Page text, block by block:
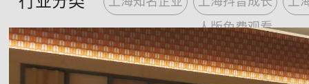
识，合理的收费标准，91抖音成人短
提供更优质、更理想的服务。
Zhicheng decoration is the integration of design and construc
grade qualification enterprise. Our company with a long experience on design
人版免费观看